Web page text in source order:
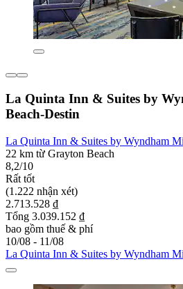
La Quinta Inn & Suites by
Beach-Destin
La Quinta Inn & Suites by Wyndham
22 km từ Grayton Beach
8,2/10
Rất tốt
(1.222 nhận xét)
2.713.528 ₫
Tổng 3.039.152 ₫
bao gồm thuế & phí
10/08 - 11/08
La Quinta Inn & Suites by Wyndham